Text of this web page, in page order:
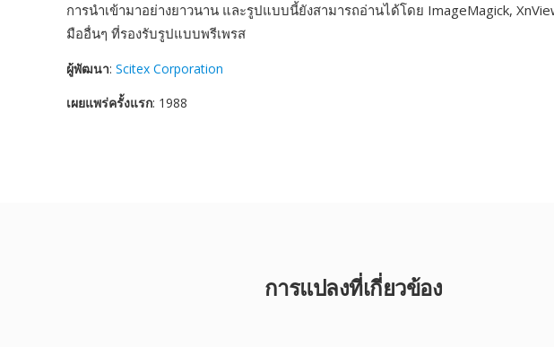
การนำเข้ามาอย่างยาวนาน และรูปแบบนี้ยังสามารถอ่านได้โดย ImageMagick,
มืออื่นๆ ที่รองรับรูปแบบพรีเพรส
ผู้พัฒนา: Scitex Corporation
เผยแพร่ครั้งแรก: 1988
การแปลงที่เกี่ยวข้อง